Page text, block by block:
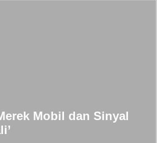
Mobil dan Sinyal